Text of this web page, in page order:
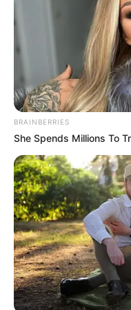
προς το έργο και
ομιλίες που
προσωπικότητα
δέσμευση όλων
που ξεκίνησε.
Για τον Γιάννη
Γιώργος
Κύμης Αλιβερίου
Δημήτρης
Περιφερειακός
Φίλος
Ιωάννης Λαγός –
BRAINBERRIES
She Spends Millions To